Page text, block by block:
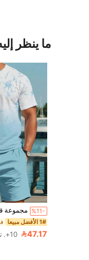
ما ينظر
%11-
1# الأفضل مبيعا
47.17 10+. تم بيع